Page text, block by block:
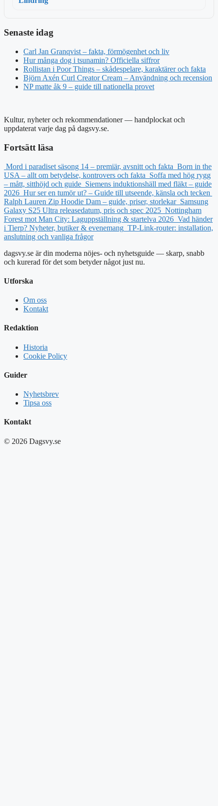
Senaste idag
Carl Jan Granqvist – fakta, förmögenhet och liv
Hur många dog i tsunamin? Officiella siffror
Rollistan i Poor Things – skådespelare, karaktärer och fakta
Björn Axén Curl Creator Cream – Användning och recension
NP matte åk 9 – guide till nationella provet
Kultur, nyheter och rekommendationer — handplockat och
uppdaterat varje dag på dagsvy.se.
Fortsätt läsa
Mord i paradiset säsong 14 – premiär, avsnitt och fakta Born in the
USA – allt om betydelse, kontrovers och fakta Soffa med hög rygg
– mått, sitthöjd och guide Siemens induktionshäll med fläkt – guide
2026 Hur ser en tumör ut? – Guide till utseende, känsla och tecken
Ralph Lauren Zip Hoodie Dam – guide, priser, storlekar Samsung
Galaxy S25 Ultra releasedatum, pris och spec 2025 Nottingham
Forest mot Man City: Laguppställning & startelva 2026 Vad händer
i Tierp? Nyheter, butiker & evenemang TP-Link-router: installation,
anslutning och vanliga frågor
dagsvy.se är din moderna nöjes- och nyhetsguide — skarp, snabb
och kurerad för det som betyder något just nu.
Utforska
Om oss
Kontakt
Redaktion
Historia
Cookie Policy
Guider
Nyhetsbrev
Tipsa oss
Kontakt
© 2026 Dagsvy.se